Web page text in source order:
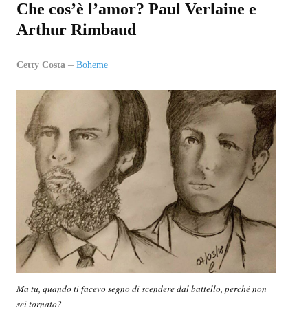
EPI-STAFF
CONTATTI
QUOVADIS
SEZIONI
Oltre il presente
Oltre i sensi
Entro e non oltre
Beyond music
In-oltre
Che cos’è l’amor? Paul Verlaine e
Arthur Rimbaud
Cetty Costa Boheme
Ma tu, quando ti facevo segno di scendere dal battello, perché non
sei tornato?